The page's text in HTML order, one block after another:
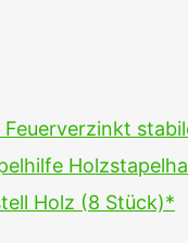
Holz (8 Stück)*